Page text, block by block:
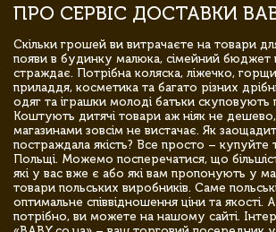
ПРО СЕРВІС ДОСТАВКИ
Скільки грошей ви витрачаєте на товари
появи в будинку малюка, сімейний бюджет
страждає. Потрібна коляска, ліжечко,
приладдя, косметика та багато різних
одяг та іграшки молоді батьки скуповують
Коштують дитячі товари аж ніяк не
магазинами зовсім не вистачає. Як
постраждала якість? Все просто – купуйте
Польщі. Можемо посперечатися, що
які у вас вже є або які вам пропонують у
товари польських виробників. Саме
оптимальне співвідношення ціни та якості.
потрібно, ви можете на нашому сайті.